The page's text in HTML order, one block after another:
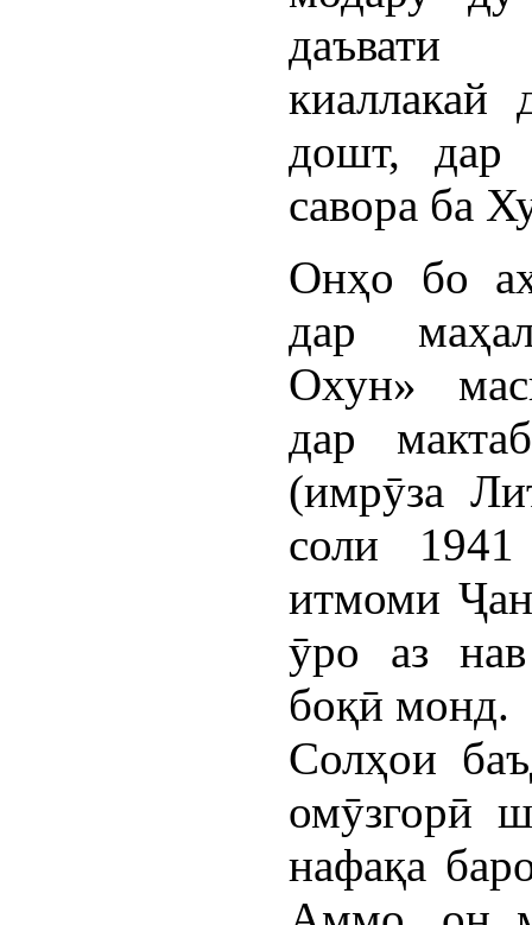
даъвати
киаллакай
дошт, дар
савора ба
Онҳо бо
дар
Охун»
дар
(имрӯза
соли
итмоми
ӯро аз
боқӣ монд.
Солҳои
омӯзгорӣ
нафақа